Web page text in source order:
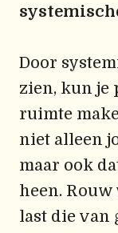
Door
zien, kun je
ruimte
niet alleen
maar ook
heen.
last die van